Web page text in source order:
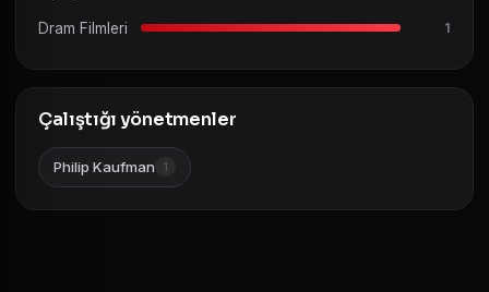
Dram Filmleri 1
Çalıştığı yönetmenler
Philip Kaufman 1